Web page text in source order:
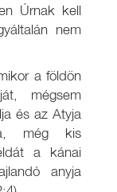
Úrnak kell
nem
a földön
mégsem
és az Atyja
még kis
a kánai
anyja